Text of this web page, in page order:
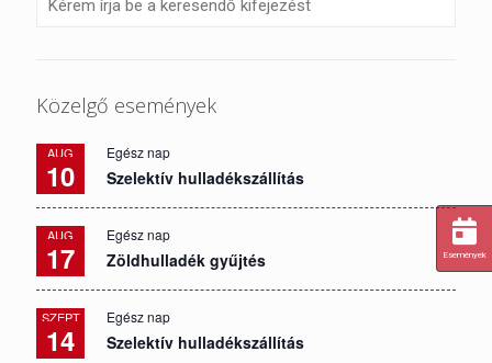
Közelgő események
AUG
10
Egész nap
Szelektív hulladékszállítás
AUG
17
Egész nap
Zöldhulladék gyűjtés
SZEPT
14
Egész nap
Szelektív hulladékszállítás
Események